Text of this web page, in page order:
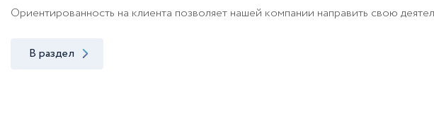
Ориентированность на клиента позволяет нашей компании направить свою
В раздел